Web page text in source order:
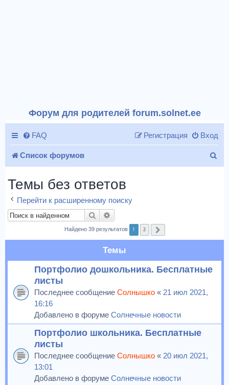
Форум для родителей forum.solnet.ee
FAQ Вход
Регистрация
Список форумов
Темы без ответов
Перейти к расширенному поиску
Поиск
Найдено 39 результатов 1 2
Темы
Портфолио дошкольника. Бесплатные
листы
Последнее сообщение Солнышко « 21 июл 2021,
16:16
Добавлено в форуме Солнечные новости
Портфолио школьника. Бесплатные
листы
Последнее сообщение Солнышко « 20 июл 2021,
13:01
Добавлено в форуме Солнечные новости